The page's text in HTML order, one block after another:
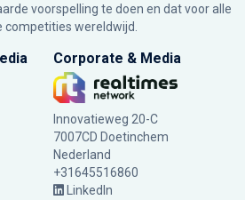
voorspelling te doen en dat voor alle
wereldwijd.
Corporate & Media
Innovatieweg 20-C
7007CD Doetinchem
Nederland
+31645516860
LinkedIn